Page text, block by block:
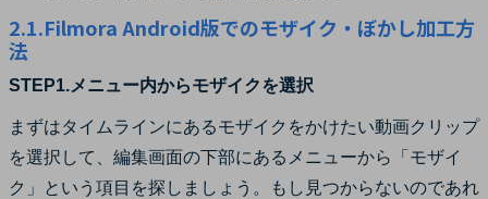
2.1.Filmora Android版でのモザイク・ぼかし加工方
法
STEP1.メニュー内からモザイクを選択
まずはタイムラインにあるモザイクをかけたい動画クリップ
を選択して、編集画面の下部にあるメニューから「モザイ
ク」という項目を探しましょう。もし見つからないのであれ